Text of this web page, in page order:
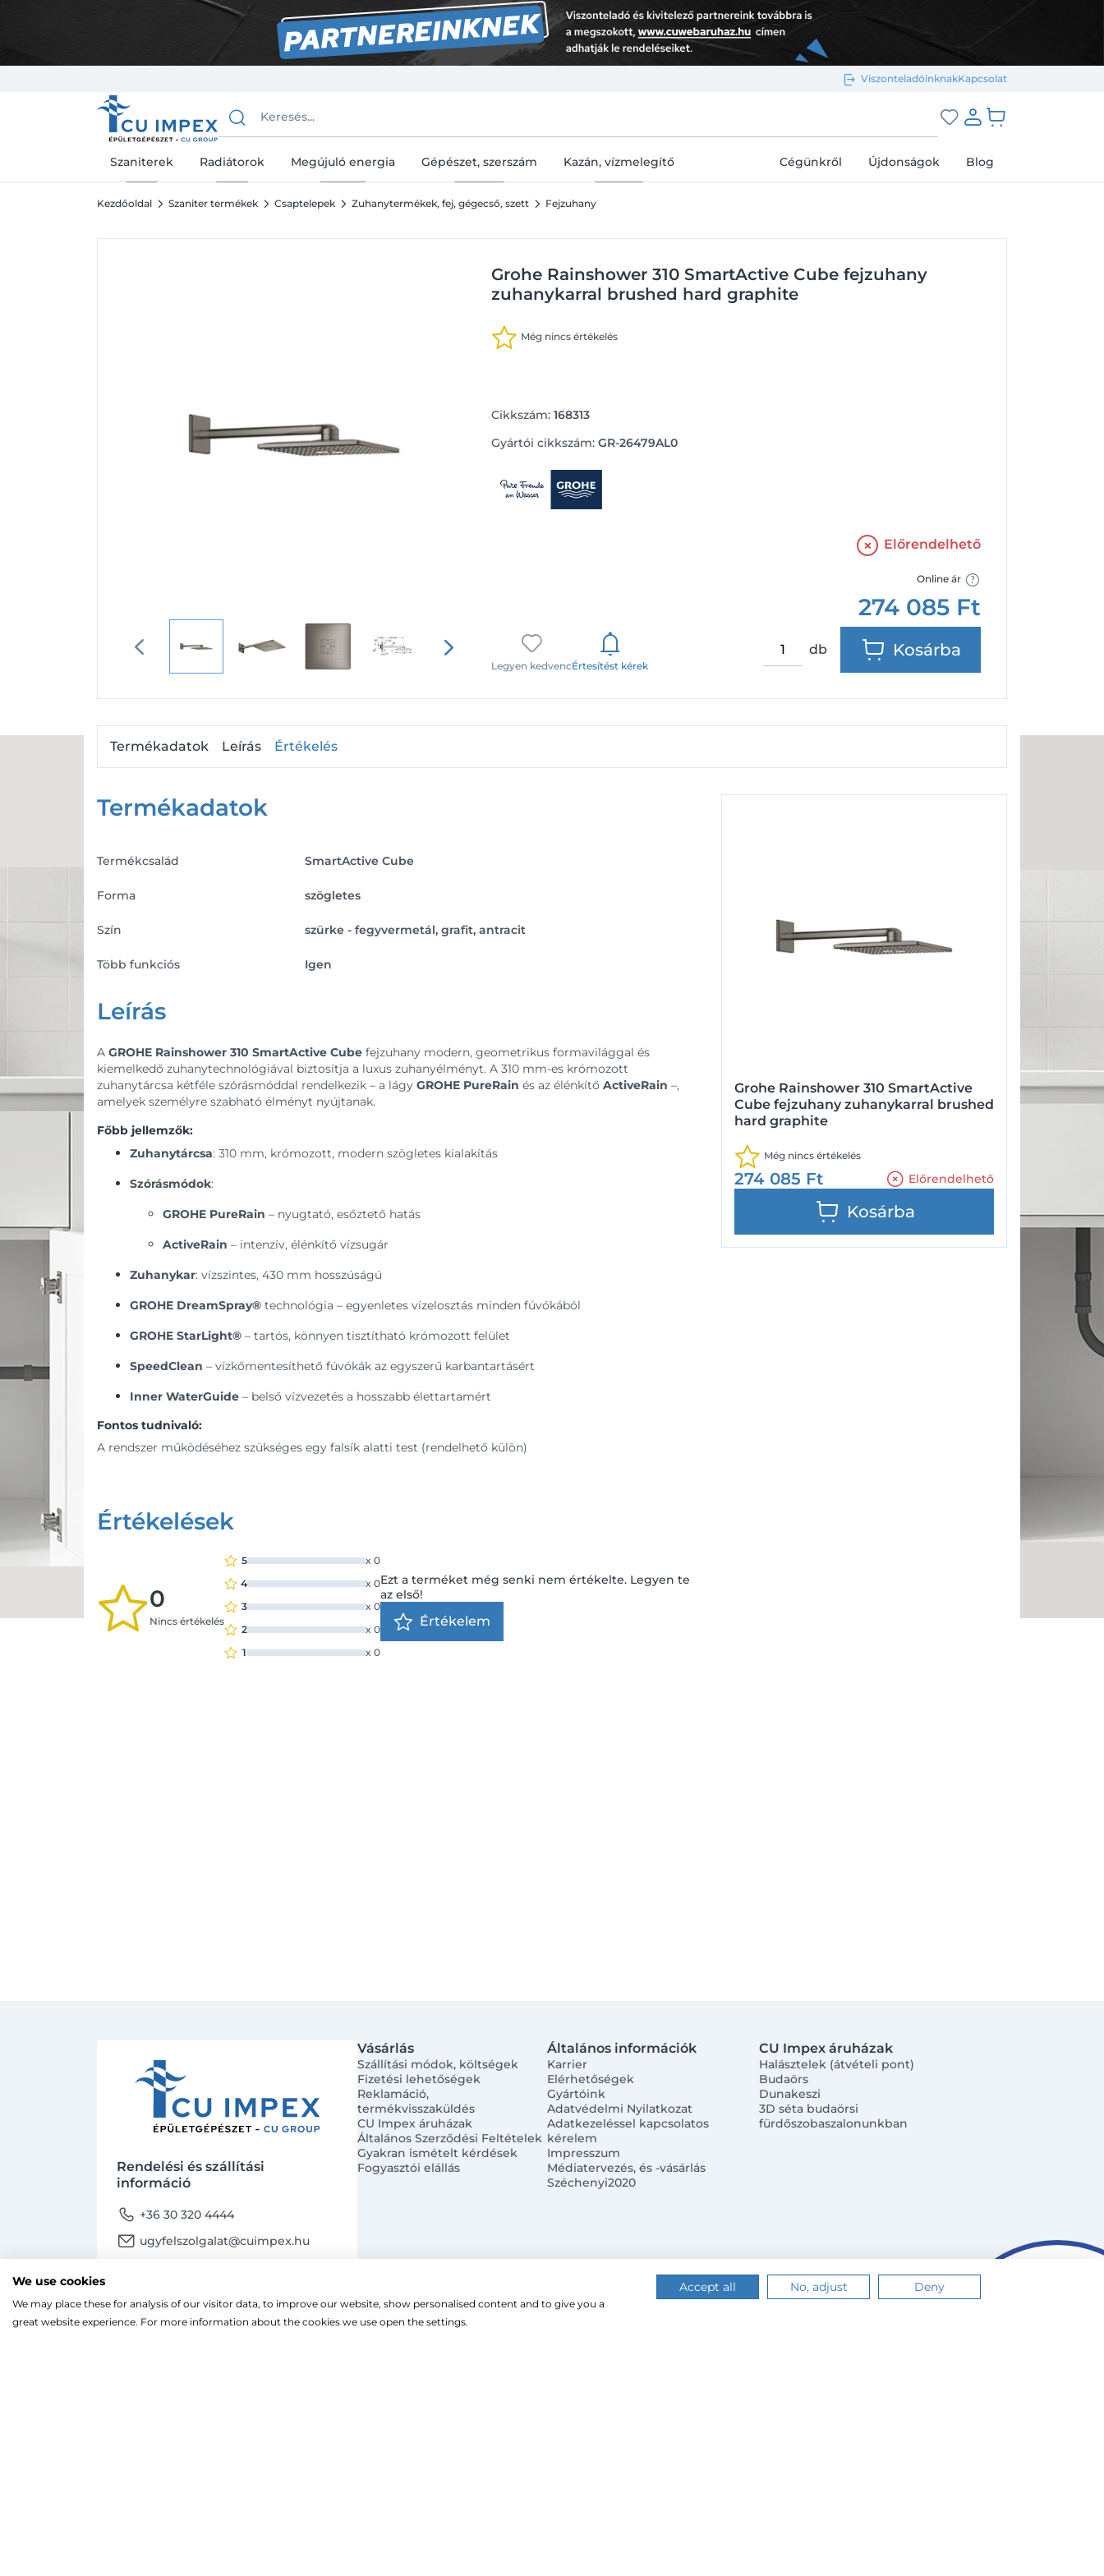
ViszonteladóinknakKapcsolat
Bejelentkezés e-mail-címmel
Bejelentkezés
Szaniterek Radiátorok Megújuló energia Gépészet, szerszám Kazán, vízmelegítő Cégünkről Újdonságok Blog
Kezdőoldal Szaniter termékek Csaptelepek Zuhanytermékek, fej, gégecső, szett Fejzuhany
Grohe Rainshower 310 SmartActive Cube fejzuhany
zuhanykarral brushed hard graphite
Még nincs értékelés
Cikkszám: 168313
Gyártói cikkszám: GR-26479AL0
Legyen kedvencÉrtesítést kérek
Előrendelhető
Online ár
274 085 Ft
db Kosárba
Grohe Rainshower 310 SmartActive
Cube fejzuhany zuhanykarral brushed
hard graphite
Még nincs értékelés
274 085 Ft Előrendelhető
Kosárba
Termékadatok Leírás Értékelés
Termékadatok
Termékcsalád SmartActive Cube
Forma szögletes
Szín szürke - fegyvermetál, grafit, antracit
Több funkciós Igen
Leírás
A GROHE Rainshower 310 SmartActive Cube fejzuhany modern, geometrikus formavilággal és
kiemelkedő zuhanytechnológiával biztosítja a luxus zuhanyélményt. A 310 mm-es krómozott
zuhanytárcsa kétféle szórásmóddal rendelkezik – a lágy GROHE PureRain és az élénkítő ActiveRain –,
amelyek személyre szabható élményt nyújtanak.
Főbb jellemzők:
Zuhanytárcsa: 310 mm, krómozott, modern szögletes kialakítás
Szórásmódok:
GROHE PureRain – nyugtató, esőztető hatás
ActiveRain – intenzív, élénkítő vízsugár
Zuhanykar: vízszintes, 430 mm hosszúságú
GROHE DreamSpray® technológia – egyenletes vízelosztás minden fúvókából
GROHE StarLight® – tartós, könnyen tisztítható krómozott felület
SpeedClean – vízkőmentesíthető fúvókák az egyszerű karbantartásért
Inner WaterGuide – belső vízvezetés a hosszabb élettartamért
Fontos tudnivaló:
A rendszer működéséhez szükséges egy falsík alatti test (rendelhető külön)
Értékelések
0
Nincs értékelés
5 x 0
4
x 0
3
x 0
2
x 0
1
x 0
Ezt a terméket még senki nem értékelte. Legyen te
az első!
Értékelem
Rendelési és szállítási
információ
phone +36 30 320 4444
email ugyfelszolgalat@cuimpex.hu
phone +36 30 747 4091
Vásárlás
Szállítási módok, költségek
Fizetési lehetőségek
Reklamáció,
termékvisszaküldés
CU Impex áruházak
Általános Szerződési Feltételek
Gyakran ismételt kérdések
Fogyasztói elállás
Általános információk
Karrier
Elérhetőségek
Gyártóink
Adatvédelmi Nyilatkozat
Adatkezeléssel kapcsolatos
kérelem
Impresszum
Médiatervezés, és -vásárlás
Széchenyi2020
CU Impex áruházak
Halásztelek (átvételi pont)
Budaörs
Dunakeszi
3D séta budaörsi
fürdőszobaszalonunkban
Ahogy a legtöbb weboldal, a miénk is sütiket (cookie-kat) használ a nagyobb felhasználói élmény érdekében.
A böngészés folytatásával hozzájárulsz a sütik használatához.
We use cookies
We may place these for analysis of our visitor data, to improve our website, show personalised content and to give you a
great website experience. For more information about the cookies we use open the settings.
Accept all No, adjust Deny